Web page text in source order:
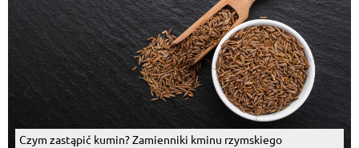
Czym zastąpić kumin? Zamienniki kminu rzymskiego